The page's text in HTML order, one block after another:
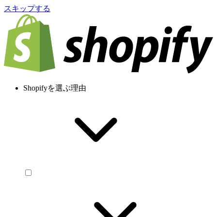
スキップする
Shopifyを選ぶ理由